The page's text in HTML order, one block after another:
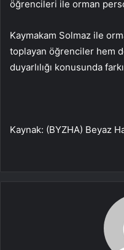
öğrencileri ile orman
Kaymakam Solmaz ile
toplayan öğrenciler hem
duyarlılığı konusunda
Kaynak: (BYZHA) Beyaz